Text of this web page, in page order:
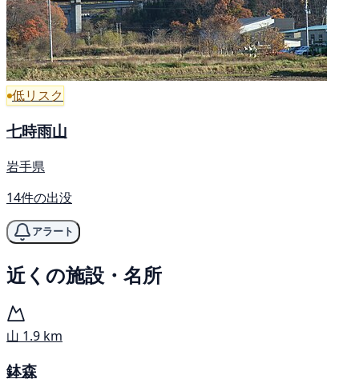
低リスク
七時雨山
岩手県
14件の出没
アラート
近くの施設・名所
山 1.9 km
鉢森